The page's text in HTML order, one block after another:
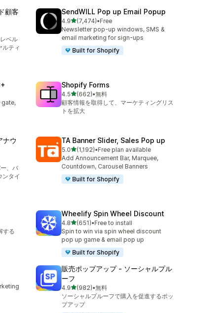
顧客
ベル
ルティ
SendWILL Pop up Email Popup
4.95つ星中
(7,474)
合計レビュー数：7474件
•Free
Newsletter pop-up windows, SMS &
email marketing for sign-ups
Built for Shopify
Shopify Forms
4.55つ星中
(662)
合計レビュー数：662件
•無料
顧客情報を取得して、マーケティングリス
トを拡大
ナウ
、バ
ンタイ
TA Banner Slider, Sales Pop up
5.05つ星中
(1,192)
合計レビュー数：1192件
•Free plan available
Add Announcement Bar, Marquee,
Countdown, Carousel Banners
Built for Shopify
する
Wheelify Spin Wheel Discount
4.85つ星中
(651)
合計レビュー数：651件
•Free to install
Spin to win via spin wheel discount
pop up game & email pop up
Built for Shopify
販売ポップアップ ‑ ソーシャルプル
ーフ
4.95つ星中
(982)
合計レビュー数：982件
•無料
ソーシャルプルーフで購入を促進するポッ
プアップ